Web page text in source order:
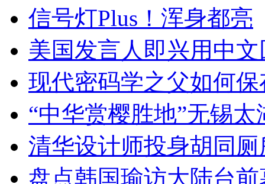
信号灯Plus！浑身都亮
美国发言人即兴用中
现代密码学之父如何
“中华赏樱胜地”无锡
清华设计师投身胡同
盘点韩国瑜访大陆台